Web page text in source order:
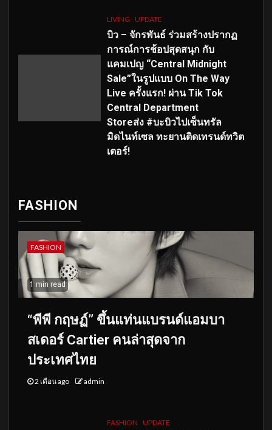
LIVING UPDATE
บิว – จักรพันธ์ ร่วมสร้างปรากฏ
การณ์การช้อปสุดสนุก กับ
แคมเปญ “Central Midnight
Sale”ในรูปแบบ On The Way
Live ครั้งแรก! ผ่าน Tik Tok
Central Department
Storeส่ง #บะบิวไปเซ็นทรัล
มิดไนท์เซล ทะยานติดเทรนด์ทวิต
เตอร์!
FASHION
FASHION
1 min read
“พีพี กฤษฏ์” ขึ้นแท่นแบรนด์แอมบา
สเดอร์ Cartier คนล่าสุดจาก
ประเทศไทย
2 เดือน ago admin
FASHION UPDATE